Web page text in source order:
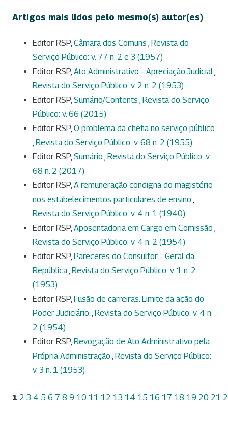
Artigos mais lidos pelo mesmo(s) autor(es)
Editor RSP, Câmara dos Comuns , Revista do
Serviço Público: v. 77 n. 2 e 3 (1957)
Editor RSP, Ato Administrativo - Apreciação Judicial,
Revista do Serviço Público: v. 2 n. 2 (1953)
Editor RSP, Sumário/Contents , Revista do Serviço
Público: v. 66 (2015)
Editor RSP, O problema da chefia no serviço público
, Revista do Serviço Público: v. 68 n. 2 (1955)
Editor RSP, Sumário , Revista do Serviço Público: v.
68 n. 2 (2017)
Editor RSP, A remuneração condigna do magistério
nos estabelecimentos particulares de ensino ,
Revista do Serviço Público: v. 4 n. 1 (1940)
Editor RSP, Aposentadoria em Cargo em Comissão ,
Revista do Serviço Público: v. 4 n. 2 (1954)
Editor RSP, Pareceres do Consultor - Geral da
República, Revista do Serviço Público: v. 1 n. 2
(1953)
Editor RSP, Fusão de carreiras. Limite da ação do
Poder Judiciário., Revista do Serviço Público: v. 4 n.
2 (1954)
Editor RSP, Revogação de Ato Administrativo pela
Própria Administração , Revista do Serviço Público:
v. 3 n. 1 (1953)
1 2 3 4 5 6 7 8 9 10 11 12 13 14 15 16 17 18 19 20 21